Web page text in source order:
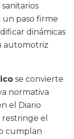
un paso firme
dinámicas
automotriz
se convierte
normativa
el Diario
el
cumplan